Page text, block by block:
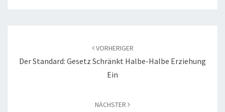
I
N
Z
VORHERIGER
Der Standard: Gesetz Schränkt Halbe-Halbe Erziehung
Ein
NÄCHSTER